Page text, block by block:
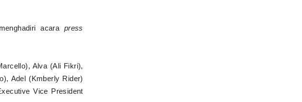
acara press
Alva (Ali Fikri),
Adel (Kmberly Rider)
Vice President